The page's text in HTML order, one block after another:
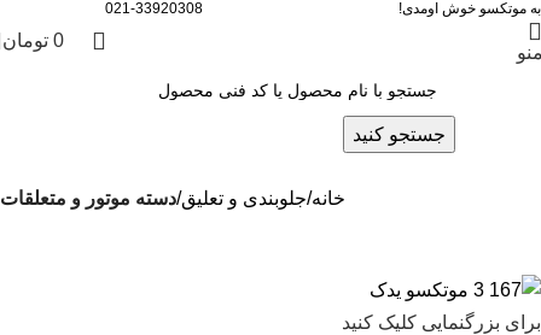
به موتکسو خوش اومدی! 021-33920308
0 تومان
جستجو کنید
خانه جلوبندی و تعلیق دسته موتور و متعلقات
برای بزرگنمایی کلیک کنید